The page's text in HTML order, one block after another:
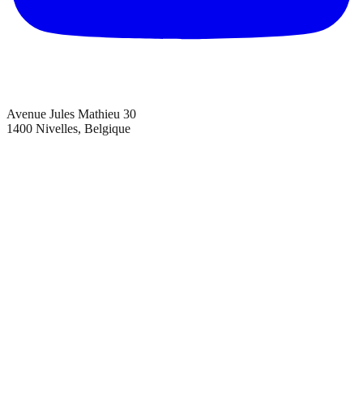
Avenue Jules Mathieu 30
1400 Nivelles, Belgique